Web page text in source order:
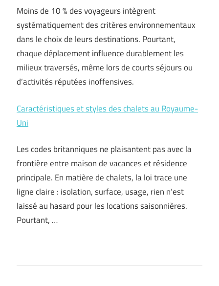
Moins de 10 % des voyageurs intègrent
systématiquement des critères environnementaux
dans le choix de leurs destinations. Pourtant,
chaque déplacement influence durablement les
milieux traversés, même lors de courts séjours ou
d’activités réputées inoffensives.
Caractéristiques et styles des chalets au Royaume-
Uni
Les codes britanniques ne plaisantent pas avec la
frontière entre maison de vacances et résidence
principale. En matière de chalets, la loi trace une
ligne claire : isolation, surface, usage, rien n’est
laissé au hasard pour les locations saisonnières.
Pourtant, …